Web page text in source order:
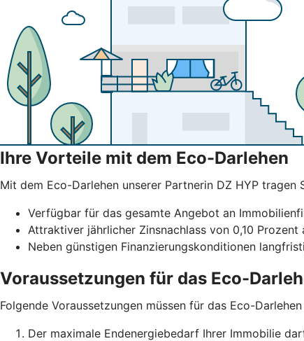
Ihre Vorteile mit dem Eco-Darlehen
Mit dem Eco-Darlehen unserer Partnerin DZ HYP
Verfügbar für das gesamte Angebot an
Attraktiver jährlicher Zinsnachlass von 0,10
Neben günstigen Finanzierungskonditionen
Voraussetzungen für das Eco-
Folgende Voraussetzungen müssen für das Eco-
Der maximale Endenergiebedarf Ihrer Immobilie